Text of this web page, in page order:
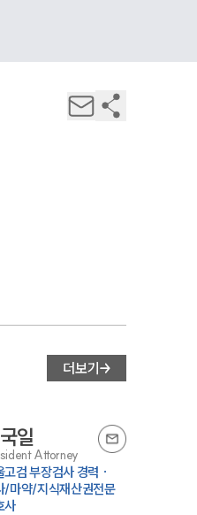
더보기
일
Attorney
고검 부장검사 경력 ·
/마약/지식재산권전문
사